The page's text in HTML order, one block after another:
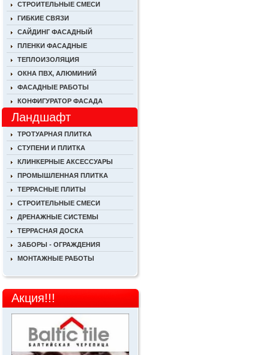
СТРОИТЕЛЬНЫЕ СМЕСИ
ГИБКИЕ СВЯЗИ
САЙДИНГ ФАСАДНЫЙ
ПЛЕНКИ ФАСАДНЫЕ
ТЕПЛОИЗОЛЯЦИЯ
ОКНА ПВХ, АЛЮМИНИЙ
ФАСАДНЫЕ РАБОТЫ
КОНФИГУРАТОР ФАСАДА
Ландшафт
ТРОТУАРНАЯ ПЛИТКА
СТУПЕНИ И ПЛИТКА
КЛИНКЕРНЫЕ АКСЕССУАРЫ
ПРОМЫШЛЕННАЯ ПЛИТКА
ТЕРРАСНЫЕ ПЛИТЫ
СТРОИТЕЛЬНЫЕ СМЕСИ
ДРЕНАЖНЫЕ СИСТЕМЫ
ТЕРРАСНАЯ ДОСКА
ЗАБОРЫ - ОГРАЖДЕНИЯ
МОНТАЖНЫЕ РАБОТЫ
Акция!!!